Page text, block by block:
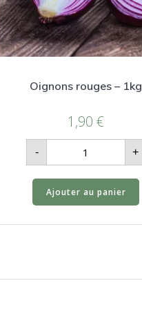
Oignons rouges – 1kg
1,90 €
-
quantité
de
Oignons
1kg
+
Ajouter au panier